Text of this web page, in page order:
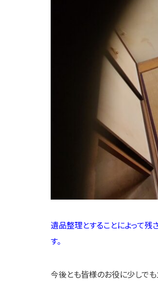
遺品整理とすることによって残
す。
今後とも皆様のお役に少しでも